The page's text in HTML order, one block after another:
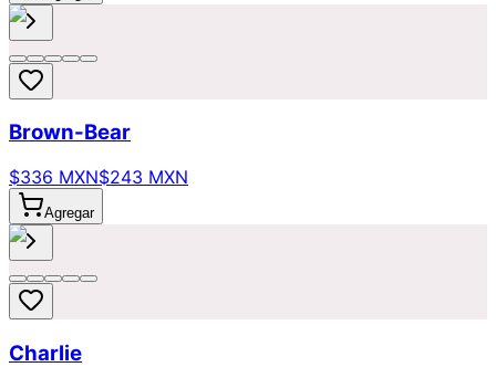
Brown-Bear
$336 MXN$243 MXN
Agregar
Charlie